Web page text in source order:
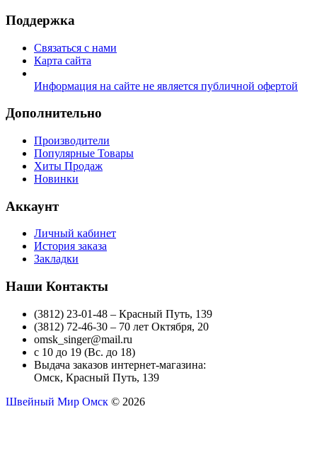
Поддержка
Связаться с нами
Карта сайта
Информация на сайте не является публичной офертой
Дополнительно
Производители
Популярные Товары
Хиты Продаж
Новинки
Аккаунт
Личный кабинет
История заказа
Закладки
Наши Контакты
(3812) 23-01-48 – Красный Путь, 139
(3812) 72-46-30 – 70 лет Октября, 20
omsk_singer@mail.ru
с 10 до 19 (Вс. до 18)
Выдача заказов интернет-магазина:
Омск, Красный Путь, 139
Швейный Мир Омск © 2026